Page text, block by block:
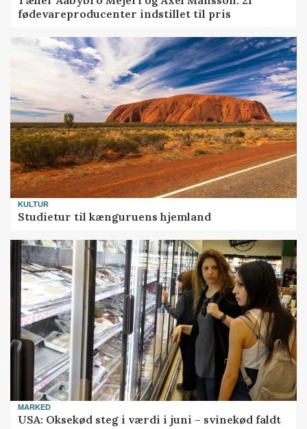
fødevareproducenter indstillet til pris
KULTUR
Studietur til kænguruens hjemland
MARKED
USA: Oksekød steg i værdi i juni – svinekød faldt